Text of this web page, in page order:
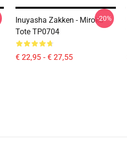
Inuyasha Zakken - Miroku
Tote TP0704
€ 22,95 - € 27,55
-20%